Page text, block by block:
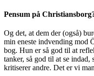
Pensum på
Og det, at dem der (også)
min eneste indvending mod
bog. Hun er så god til at
tanker, så god til at se
kritiserer andre. Det er vi